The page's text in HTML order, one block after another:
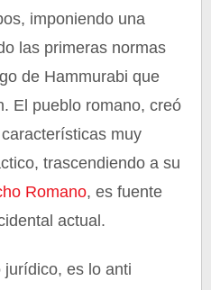
imponiendo una
las primeras normas
de Hammurabi que
El pueblo romano, creó
muy
trascendiendo a su
Romano, es fuente
actual.
es lo anti